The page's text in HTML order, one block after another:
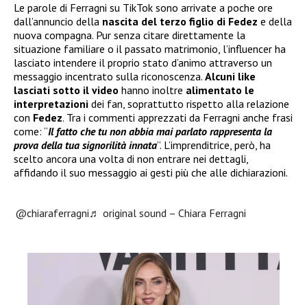
Le parole di Ferragni su TikTok sono arrivate a poche ore
dall’annuncio della nascita del terzo figlio di Fedez e della
nuova compagna. Pur senza citare direttamente la
situazione familiare o il passato matrimonio, l’influencer ha
lasciato intendere il proprio stato d’animo attraverso un
messaggio incentrato sulla riconoscenza. Alcuni like
lasciati sotto il video hanno inoltre alimentato le
interpretazioni dei fan, soprattutto rispetto alla relazione
con Fedez. Tra i commenti apprezzati da Ferragni anche frasi
come: “Il fatto che tu non abbia mai parlato rappresenta la
prova della tua signorilità innata”. L’imprenditrice, però, ha
scelto ancora una volta di non entrare nei dettagli,
affidando il suo messaggio ai gesti più che alle dichiarazioni.
@chiaraferragni♬ original sound – Chiara Ferragni